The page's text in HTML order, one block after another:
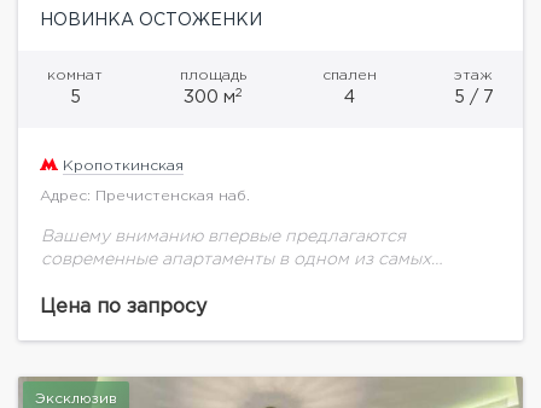
НОВИНКА ОСТОЖЕНКИ
комнат
5
площадь
300 м2
спален
4
этаж
5 / 7
Кропоткинская
Адрес: Пречистенская наб.
Вашему вниманию впервые предлагаются
современные апартаменты в одном из самых
качественный ремонт по авторскому проекту
Цена по запросу
Эксклюзив